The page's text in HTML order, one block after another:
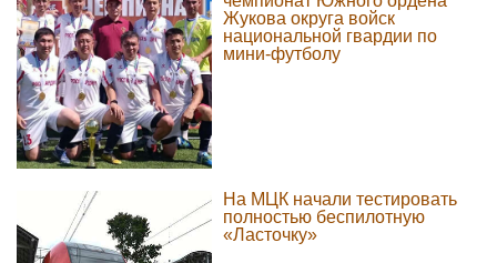
Жукова округа войск
национальной гвардии по
мини-футболу
На МЦК начали тестировать
полностью беспилотную
«Ласточку»